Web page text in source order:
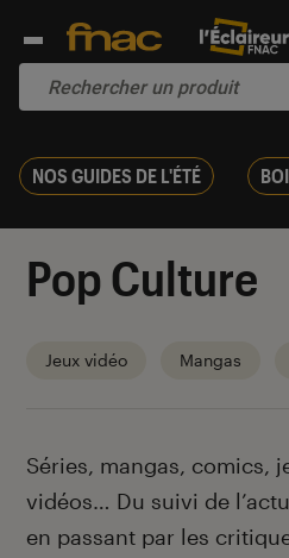
NOS GUIDES DE L'ÉTÉ
Pop Culture
Jeux vidéo Mangas
Introduction
Séries, mangas, comics,
vidéos… Du suivi de
en passant par les